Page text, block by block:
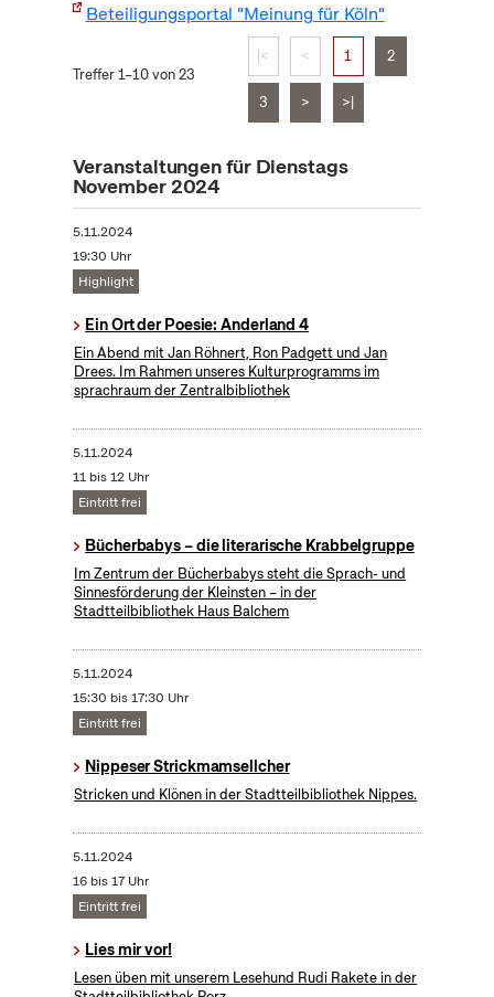
Beteiligungsportal "Meinung für Köln"
Treffer 1–10 von 23
|< < 1 2
3 > >|
Veranstaltungen für Dienstags
November 2024
5.11.2024
19:30 Uhr
Highlight
Ein Ort der Poesie: Anderland 4
Ein Abend mit Jan Röhnert, Ron Padgett und Jan
Drees. Im Rahmen unseres Kulturprogramms im
sprachraum der Zentralbibliothek
5.11.2024
11 bis 12 Uhr
Eintritt frei
Bücherbabys – die literarische Krabbelgruppe
Im Zentrum der Bücherbabys steht die Sprach- und
Sinnesförderung der Kleinsten – in der
Stadtteilbibliothek Haus Balchem
5.11.2024
15:30 bis 17:30 Uhr
Eintritt frei
Nippeser Strickmamsellcher
Stricken und Klönen in der Stadtteilbibliothek Nippes.
5.11.2024
16 bis 17 Uhr
Eintritt frei
Lies mir vor!
Lesen üben mit unserem Lesehund Rudi Rakete in der